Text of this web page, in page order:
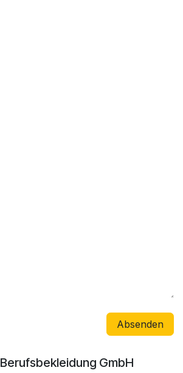
Absenden
Berufsbekleidung GmbH